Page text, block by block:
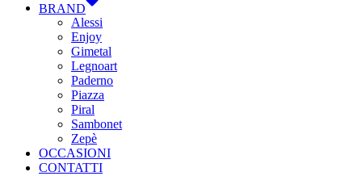
BRAND
Alessi
Enjoy
Gimetal
Legnoart
Paderno
Piazza
Piral
Sambonet
Zepè
OCCASIONI
CONTATTI